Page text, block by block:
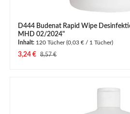
D444 Budenat Rapid Wipe
MHD 02/2024"
Inhalt: 120 Tücher(0,03 € / 1 Tücher)
Verkaufspreis:
3,24 € Regulärer Preis:
8,57 €